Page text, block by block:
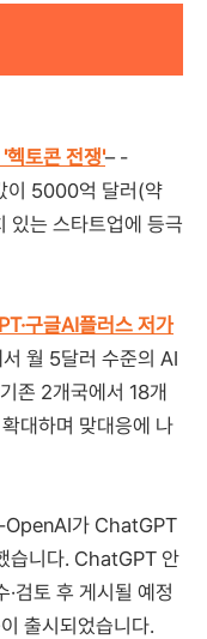
토콘 전쟁'– -
이 5000억 달러(약
있는 스타트업에 등극
구글AI플러스 저가
월 5달러 수준의 AI
존 2개국에서 18개
대하며 맞대응에 나
-OpenAI가 ChatGPT
습니다. ChatGPT 안
검토 후 게시될 예정
출시되었습니다.